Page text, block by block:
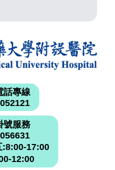
話專線
號服務
:8:00-17:00
12:00